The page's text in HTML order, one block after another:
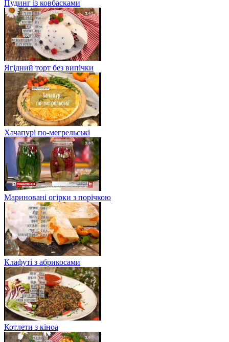
Пудинг із ковбасками
Ягідний торт без випічки
Хачапурі по-мегрельські
Мариновані огірки з порічкою
Клафуті з абрикосами
Котлети з кіноа